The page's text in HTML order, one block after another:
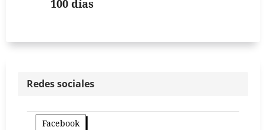
100 días
Redes sociales
Facebook